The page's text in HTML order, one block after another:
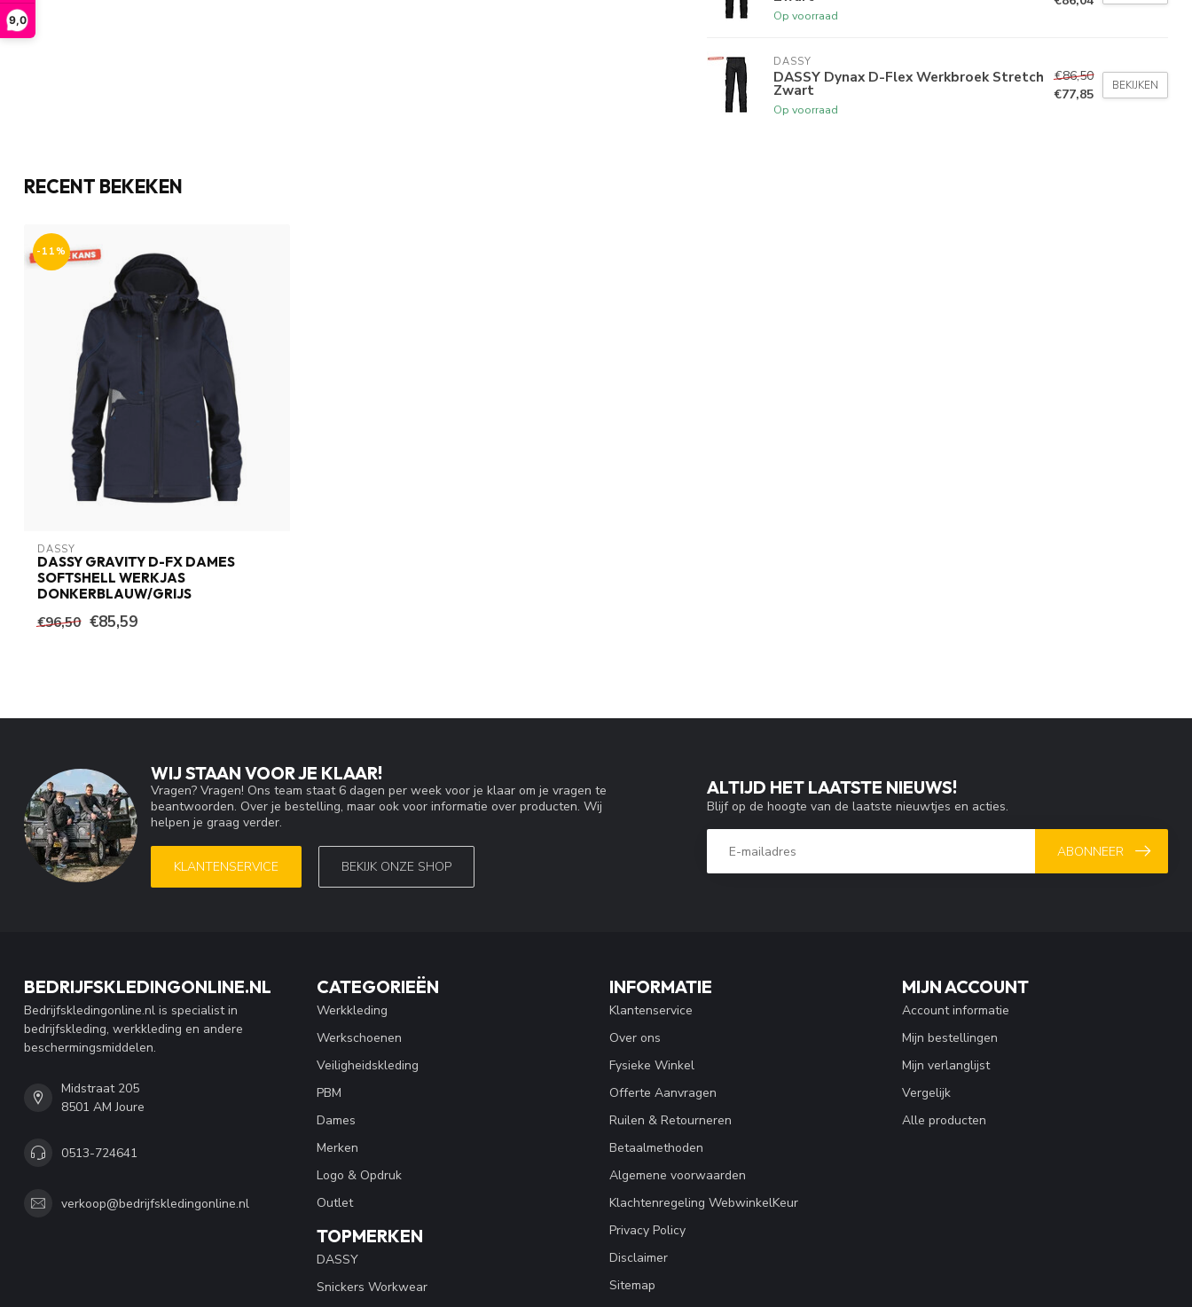
9,0 Op voorraad
DASSY
DASSY Dynax D-Flex Werkbroek Stretch
Zwart
Op voorraad
€86,50
€77,85
BEKIJKEN
RECENT BEKEKEN
-11%
DASSY
DASSY GRAVITY D-FX DAMES
SOFTSHELL WERKJAS
DONKERBLAUW/GRIJS
€96,50 €85,59
WIJ STAAN VOOR JE KLAAR!
Vragen? Vragen! Ons team staat 6 dagen per week voor je klaar om je vragen te
beantwoorden. Over je bestelling, maar ook voor informatie over producten. Wij
helpen je graag verder.
KLANTENSERVICE BEKIJK ONZE SHOP
ALTIJD HET LAATSTE NIEUWS!
Blijf op de hoogte van de laatste nieuwtjes en acties.
ABONNEER
BEDRIJFSKLEDINGONLINE.NL
Bedrijfskledingonline.nl is specialist in
bedrijfskleding, werkkleding en andere
beschermingsmiddelen.
Midstraat 205
8501 AM Joure
0513-724641
verkoop@bedrijfskledingonline.nl
CATEGORIEËN
Werkkleding
Werkschoenen
Veiligheidskleding
PBM
Dames
Merken
Logo & Opdruk
Outlet
TOPMERKEN
DASSY
Snickers Workwear
INFORMATIE
Klantenservice
Over ons
Fysieke Winkel
Offerte Aanvragen
Ruilen & Retourneren
Betaalmethoden
Algemene voorwaarden
Klachtenregeling WebwinkelKeur
Privacy Policy
Disclaimer
Sitemap
MIJN ACCOUNT
Account informatie
Mijn bestellingen
Mijn verlanglijst
Vergelijk
Alle producten